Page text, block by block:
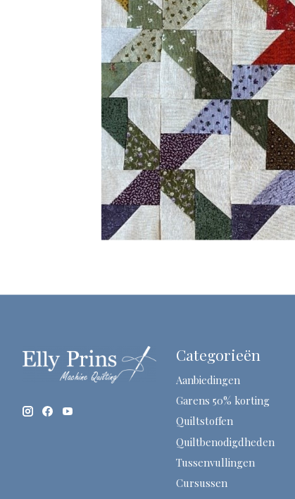
Categorieën
Aanbiedingen
Garens 50% korting
Quiltstoffen
Quiltbenodigdheden
Tussenvullingen
Cursussen